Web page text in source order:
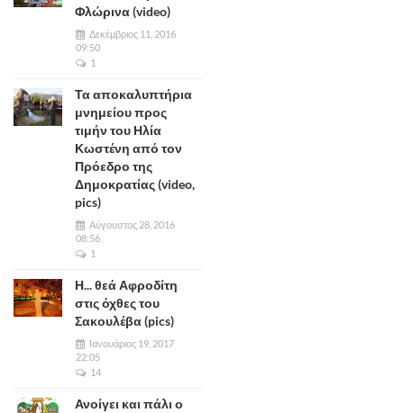
Φλώρινα (video)
Δεκέμβριος 11, 2016
09:50
1
Τα αποκαλυπτήρια
μνημείου προς
τιμήν του Ηλία
Κωστένη από τον
Πρόεδρο της
Δημοκρατίας (video,
pics)
Αύγουστος 28, 2016
08:56
1
Η... θεά Αφροδίτη
στις όχθες του
Σακουλέβα (pics)
Ιανουάριος 19, 2017
22:05
14
Ανοίγει και πάλι ο